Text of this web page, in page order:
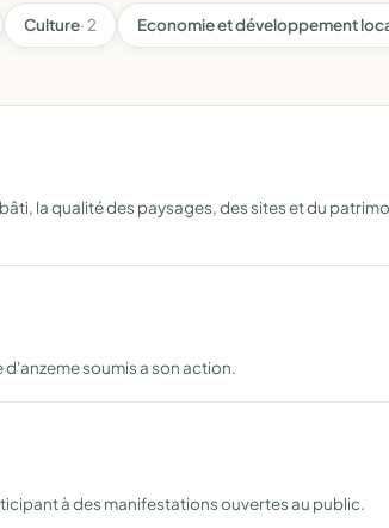
Culture· 2 Economie et développement
la qualité des paysages, des sites et du
soumis a son action.
à des manifestations ouvertes au public.